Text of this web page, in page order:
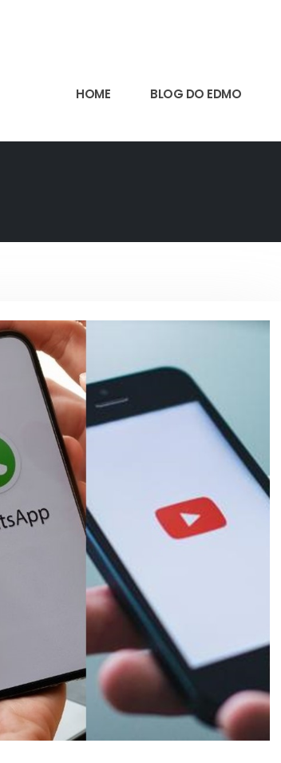
HOME BLOG DO EDMO